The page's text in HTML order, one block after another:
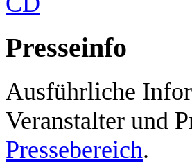
Presseinfo
Ausführliche
Veranstalter und
Pressebereich.